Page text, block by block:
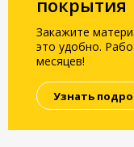
покрытия
Закажите
это удобно.
месяцев!
Узнать